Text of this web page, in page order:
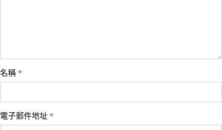
名稱 *
電子郵件地址 *